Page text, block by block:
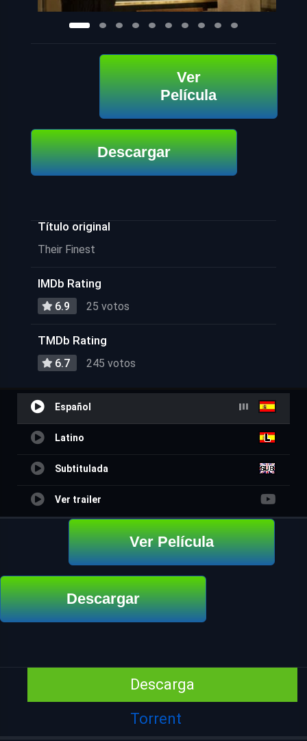
Ver
Película
Descargar
Título original
Their Finest
IMDb Rating
6.9 25 votos
TMDb Rating
6.7 245 votos
Español
Latino
Subtitulada
Ver trailer
Ver Película
Descargar
Descarga
Torrent